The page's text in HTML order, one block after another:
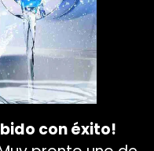
con éxito!